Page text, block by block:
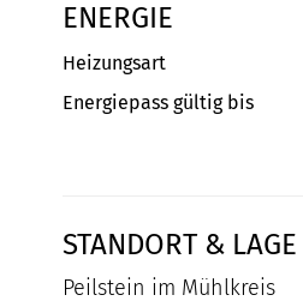
ENERGIE
Heizungsart
Energiepass gültig bis
STANDORT & LAGE
Peilstein im Mühlkreis